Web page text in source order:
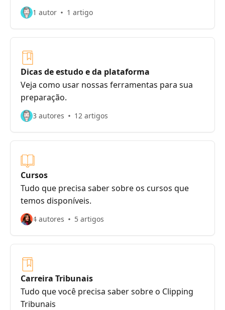
1 autor 1 artigo
Dicas de estudo e da plataforma
Veja como usar nossas ferramentas para sua
preparação.
3 autores 12 artigos
Cursos
Tudo que precisa saber sobre os cursos que
temos disponíveis.
4 autores 5 artigos
Carreira Tribunais
Tudo que você precisa saber sobre o Clipping
Tribunais